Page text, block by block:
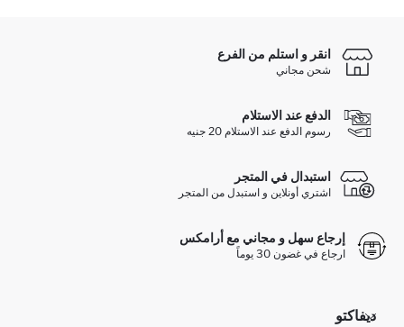
انقر و استلم من الفرع
شحن مجاني
الدفع عند الاستلام
رسوم الدفع عند الاستلام 20 جنيه
استبدال في المتجر
اشتري أونلاين و استبدل من المتجر
إرجاع سهل و مجاني مع أرامكس
ارجاع في غضون 30 يوماً
ديفاكتو